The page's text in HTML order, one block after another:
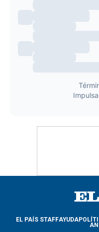
EL PAÍS STAFFAYUDA